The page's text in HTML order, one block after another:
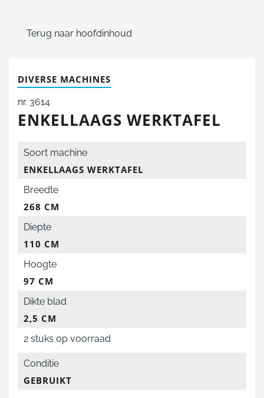
Terug naar hoofdinhoud
DIVERSE MACHINES
nr. 3614
ENKELLAAGS WERKTAFEL
Soort machine
ENKELLAAGS WERKTAFEL
Breedte
268 CM
Diepte
110 CM
Hoogte
97 CM
Dikte blad
2,5 CM
2 stuks op voorraad
Conditie
GEBRUIKT